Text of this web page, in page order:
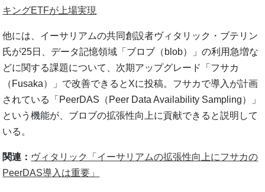
キングETFが上場実現
他には、イーサリアムの共同創設者ヴィタリック・ブテリン
氏が25日、データ記憶領域「ブロブ（blob）」の利用急増な
どに関する課題について、次期アップグレード「フサカ
（Fusaka）」で改善できるとXに投稿。フサカで導入が計画
されている「PeerDAS（Peer Data Availability Sampling）」
という機能が、ブロブの拡張性向上に貢献できると説明して
いる。
関連： ヴィタリック「イーサリアムの拡張性向上にフサカの
PeerDAS導入は重要」